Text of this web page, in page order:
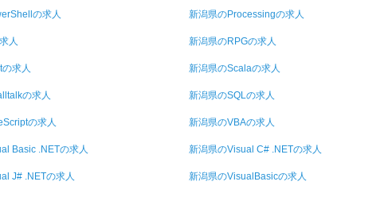
の求人 新潟県のProcessingの求人
人 新潟県のRPGの求人
求人 新潟県のScalaの求人
の求人 新潟県のSQLの求人
の求人 新潟県のVBAの求人
Basic .NETの求人 新潟県のVisual C# .NETの求人
J# .NETの求人 新潟県のVisualBasicの求人